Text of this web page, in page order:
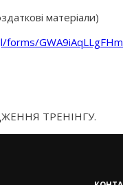
матеріали)
ТРЕНІНГУ.